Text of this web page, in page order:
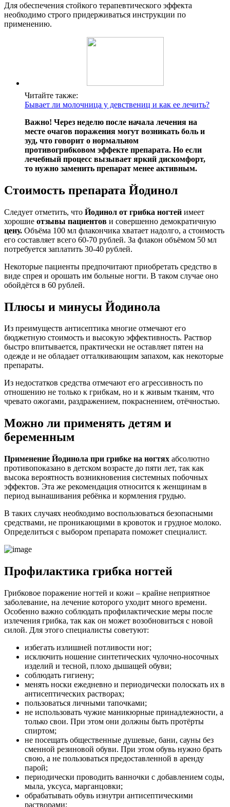
Для обеспечения стойкого терапевтического эффекта
необходимо строго придерживаться инструкции по
применению.
Читайте также:
Бывает ли молочница у девствениц и как ее лечить?
Важно! Через неделю после начала лечения на
месте очагов поражения могут возникать боль и
зуд, что говорит о нормальном
противогрибковом эффекте препарата. Но если
лечебный процесс вызывает яркий дискомфорт,
то нужно заменить препарат менее активным.
Стоимость препарата Йодинол
Следует отметить, что Йодинол от грибка ногтей имеет
хорошие отзывы пациентов и совершенно демократичную
цену. Объёма 100 мл флакончика хватает надолго, а стоимость
его составляет всего 60-70 рублей. За флакон объёмом 50 мл
потребуется заплатить 30-40 рублей.
Некоторые пациенты предпочитают приобретать средство в
виде спрея и орошать им больные ногти. В таком случае оно
обойдётся в 60 рублей.
Плюсы и минусы Йодинола
Из преимуществ антисептика многие отмечают его
бюджетную стоимость и высокую эффективность. Раствор
быстро впитывается, практически не оставляет пятен на
одежде и не обладает отталкивающим запахом, как некоторые
препараты.
Из недостатков средства отмечают его агрессивность по
отношению не только к грибкам, но и к живым тканям, что
чревато ожогами, раздражением, покраснением, отёчностью.
Можно ли применять детям и
беременным
Применение Йодинола при грибке на ногтях абсолютно
противопоказано в детском возрасте до пяти лет, так как
высока вероятность возникновения системных побочных
эффектов. Эта же рекомендация относится к женщинам в
период вынашивания ребёнка и кормления грудью.
В таких случаях необходимо воспользоваться безопасными
средствами, не проникающими в кровоток и грудное молоко.
Определиться с выбором препарата поможет специалист.
Профилактика грибка ногтей
Грибковое поражение ногтей и кожи – крайне неприятное
заболевание, на лечение которого уходит много времени.
Особенно важно соблюдать профилактические меры после
излечения грибка, так как он может возобновиться с новой
силой. Для этого специалисты советуют:
избегать излишней потливости ног;
исключить ношение синтетических чулочно-носочных
изделий и тесной, плохо дышащей обуви;
соблюдать гигиену;
менять носки ежедневно и периодически полоскать их в
антисептических растворах;
пользоваться личными тапочками;
не использовать чужие маникюрные принадлежности, а
только свои. При этом они должны быть протёрты
спиртом;
не посещать общественные душевые, бани, сауны без
сменной резиновой обуви. При этом обувь нужно брать
свою, а не пользоваться предоставленной в аренду
парой;
периодически проводить ванночки с добавлением соды,
мыла, уксуса, марганцовки;
обрабатывать обувь изнутри антисептическими
растворами;